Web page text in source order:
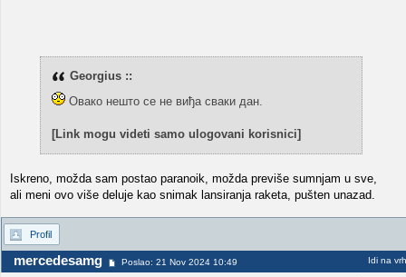
Georgius ::
Овако нешто се не виђа сваки дан.
[Link mogu videti samo ulogovani korisnici]
Iskreno, možda sam postao paranoik, možda previše sumnjam u sve,
ali meni ovo više deluje kao snimak lansiranja raketa, pušten unazad.
Profil
mercedesamg Poslao: 21 Nov 2024 10:49 Idi na vrh